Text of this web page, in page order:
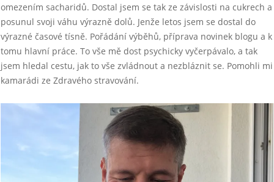
omezením sacharidů. Dostal jsem se tak ze závislosti na cukrech a
posunul svoji váhu výrazně dolů. Jenže letos jsem se dostal do
výrazné časové tísně. Pořádání výběhů, příprava novinek blogu a k
tomu hlavní práce. To vše mě dost psychicky vyčerpávalo, a tak
jsem hledal cestu, jak to vše zvládnout a nezbláznit se. Pomohli mi
kamarádi ze Zdravého stravování.